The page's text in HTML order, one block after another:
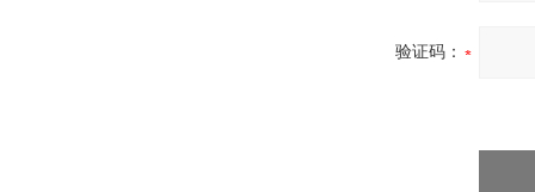
验证码：